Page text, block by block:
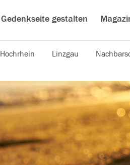
Gedenkseite gestalten
Hochrhein Linzgau